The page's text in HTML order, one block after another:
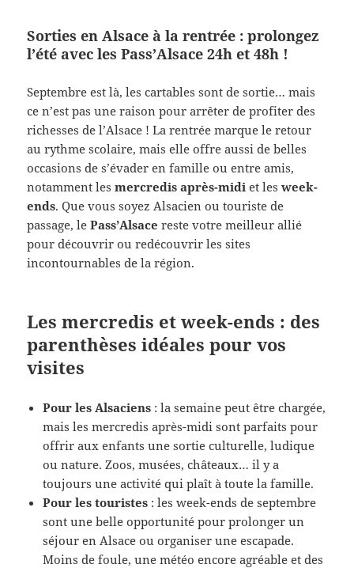
Sorties en Alsace à la rentrée : prolongez
l’été avec les Pass’Alsace 24h et 48h !
Septembre est là, les cartables sont de sortie… mais
ce n’est pas une raison pour arrêter de profiter des
richesses de l’Alsace ! La rentrée marque le retour
au rythme scolaire, mais elle offre aussi de belles
occasions de s’évader en famille ou entre amis,
notamment lesmercredis après-midi et lesweek-
ends. Que vous soyez Alsacien ou touriste de
passage, lePass’Alsace reste votre meilleur allié
pour découvrir ou redécouvrir les sites
incontournables de la région.
Les mercredis et week-ends : des
parenthèses idéales pour vos
visites
Pour les Alsaciens : la semaine peut être chargée,
mais les mercredis après-midi sont parfaits pour
offrir aux enfants une sortie culturelle, ludique
ou nature. Zoos, musées, châteaux… il y a
toujours une activité qui plaît à toute la famille.
Pour les touristes : les week-ends de septembre
sont une belle opportunité pour prolonger un
séjour en Alsace ou organiser une escapade.
Moins de foule, une météo encore agréable et des